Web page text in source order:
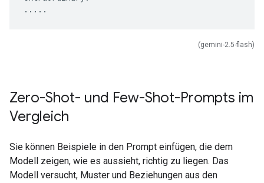
(gemini-2.5-flash)
Zero-Shot- und Few-Shot-Prompts im
Vergleich
Sie können Beispiele in den Prompt einfügen, die dem
Modell zeigen, wie es aussieht, richtig zu liegen. Das
Modell versucht, Muster und Beziehungen aus den